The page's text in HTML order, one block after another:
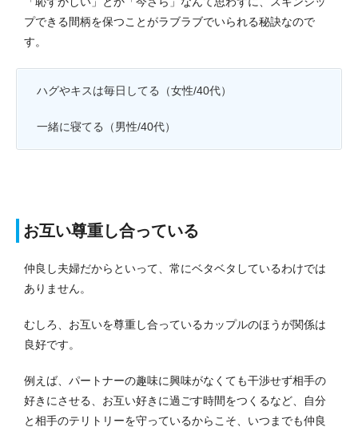
プできる間柄を保つことがラブラブでいられる秘訣なので
す。
ハグやキスは毎日してる（女性/40代）
一緒に寝てる（男性/40代）
お互い尊重し合っている
仲良し夫婦だからといって、常にベタベタしているわけでは
ありません。
むしろ、お互いを尊重し合っているカップルのほうが関係は
良好です。
例えば、パートナーの趣味に興味がなくても干渉せず相手の
好きにさせる、お互い好きに過ごす時間をつくるなど、自分
と相手のテリトリーを守っているからこそ、いつまでも仲良